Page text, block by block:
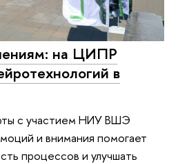
на ЦИПР
в
с участием НИУ ВШЭ
и внимания помогает
процессов и улучшать